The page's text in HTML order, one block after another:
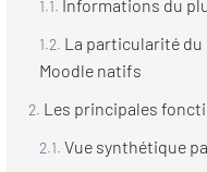
Informations du
La particularité
Moodle natifs
Les principales
Vue synthétique